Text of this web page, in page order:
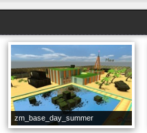
zm_base_day_summer